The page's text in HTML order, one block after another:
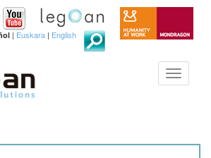
| Euskara | English